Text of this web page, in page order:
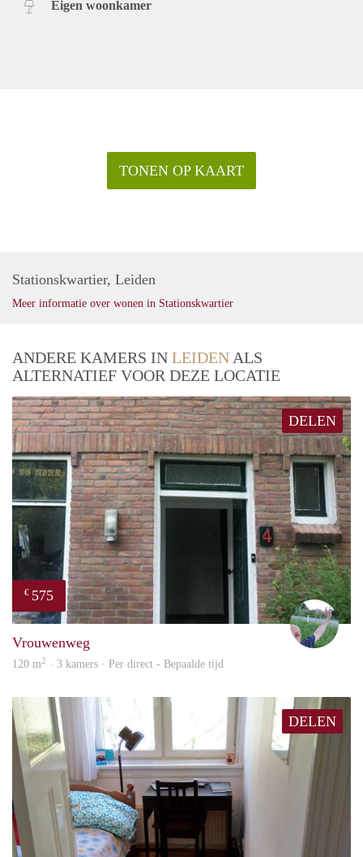
Eigen woonkamer
TONEN OP KAART
Stationskwartier, Leiden
Meer informatie over wonen in Stationskwartier
ANDERE KAMERS IN LEIDEN ALS
ALTERNATIEF VOOR DEZE LOCATIE
DELEN
€ 575
S.S.
Vrouwenweg
120 m2 · 3 kamers · Per direct - Bepaalde tijd
DELEN